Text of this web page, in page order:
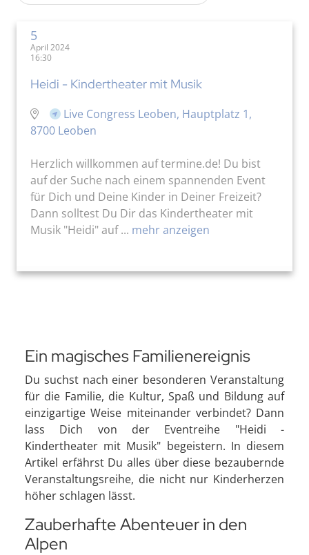
5
April 2024
16:30
Heidi - Kindertheater mit Musik
Live Congress Leoben, Hauptplatz 1,
8700 Leoben
Herzlich willkommen auf termine.de! Du bist
auf der Suche nach einem spannenden Event
für Dich und Deine Kinder in Deiner Freizeit?
Dann solltest Du Dir das Kindertheater mit
Musik "Heidi" auf ... mehr anzeigen
Ein magisches Familienereignis
Du suchst nach einer besonderen Veranstaltung
für die Familie, die Kultur, Spaß und Bildung auf
einzigartige Weise miteinander verbindet? Dann
lass Dich von der Eventreihe "Heidi -
Kindertheater mit Musik" begeistern. In diesem
Artikel erfährst Du alles über diese bezaubernde
Veranstaltungsreihe, die nicht nur Kinderherzen
höher schlagen lässt.
Zauberhafte Abenteuer in den
Alpen